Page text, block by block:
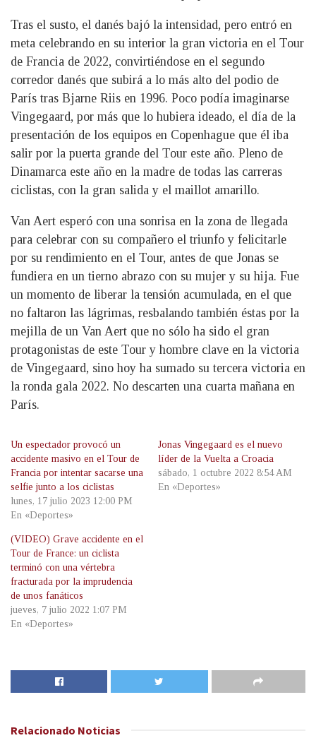
Tras el susto, el danés bajó la intensidad, pero entró en
meta celebrando en su interior la gran victoria en el Tour
de Francia de 2022, convirtiéndose en el segundo
corredor danés que subirá a lo más alto del podio de
París tras Bjarne Riis en 1996. Poco podía imaginarse
Vingegaard, por más que lo hubiera ideado, el día de la
presentación de los equipos en Copenhague que él iba
salir por la puerta grande del Tour este año. Pleno de
Dinamarca este año en la madre de todas las carreras
ciclistas, con la gran salida y el maillot amarillo.
Van Aert esperó con una sonrisa en la zona de llegada
para celebrar con su compañero el triunfo y felicitarle
por su rendimiento en el Tour, antes de que Jonas se
fundiera en un tierno abrazo con su mujer y su hija. Fue
un momento de liberar la tensión acumulada, en el que
no faltaron las lágrimas, resbalando también éstas por la
mejilla de un Van Aert que no sólo ha sido el gran
protagonistas de este Tour y hombre clave en la victoria
de Vingegaard, sino hoy ha sumado su tercera victoria en
la ronda gala 2022. No descarten una cuarta mañana en
París.
Un espectador provocó un
accidente masivo en el Tour de
Francia por intentar sacarse una
selfie junto a los ciclistas
lunes, 17 julio 2023 12:00 PM
En «Deportes»
Jonas Vingegaard es el nuevo
líder de la Vuelta a Croacia
sábado, 1 octubre 2022 8:54 AM
En «Deportes»
(VIDEO) Grave accidente en el
Tour de France: un ciclista
terminó con una vértebra
fracturada por la imprudencia
de unos fanáticos
jueves, 7 julio 2022 1:07 PM
En «Deportes»
Relacionado Noticias